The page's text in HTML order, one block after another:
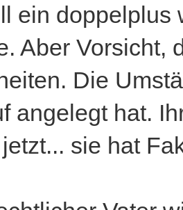
ein doppelplus
Aber Vorsicht,
Die
angelegt hat.
sie hat